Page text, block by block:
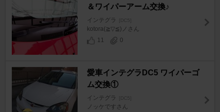
＆ワイパーアーム交換♪
インテグラ [DC5]
kotora(≧▽≦)ノさん
11
0
愛車インテグラDC5 ワイパーゴ
ム交換①
インテグラ [DC5]
ノッケですさん